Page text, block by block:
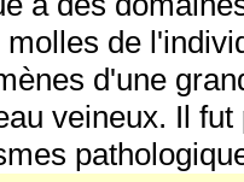
molles de
d'une
veineux. Il